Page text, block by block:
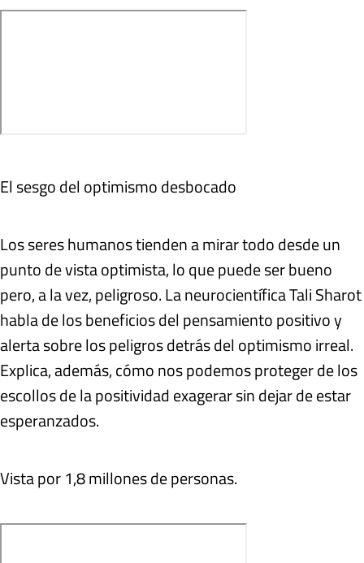
El sesgo del optimismo desbocado
Los seres humanos tienden a mirar todo desde un
punto de vista optimista, lo que puede ser bueno
pero, a la vez, peligroso. La neurocientífica Tali Sharot
habla de los beneficios del pensamiento positivo y
alerta sobre los peligros detrás del optimismo irreal.
Explica, además, cómo nos podemos proteger de los
escollos de la positividad exagerar sin dejar de estar
esperanzados.
Vista por 1,8 millones de personas.